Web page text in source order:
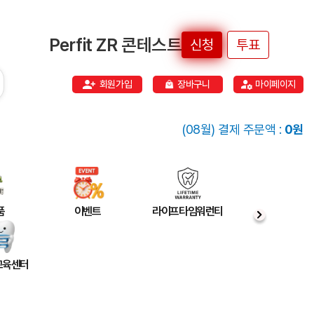
Perfit ZR 콘테스트 신청 투표
회원가입 장바구니 마이페이지
(08월) 결제 주문액 : 0원
이벤트 라이프타임워런티
센터